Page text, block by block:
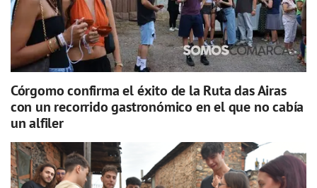
Córgomo confirma el éxito de la Ruta das Airas
con un recorrido gastronómico en el que no cabía
un alfiler